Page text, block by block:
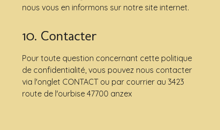
nous vous en informons sur notre site internet.
10. Contacter
Pour toute question concernant cette politique
de confidentialité, vous pouvez nous contacter
via l'onglet CONTACT ou par courrier au 3423
route de l'ourbise 47700 anzex